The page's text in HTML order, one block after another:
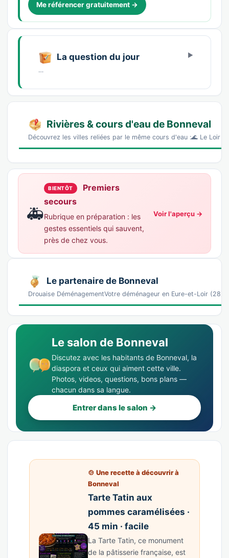
Me référencer gratuitement →
La question du jour
…
Rivières & cours d'eau de Bonneval
Découvrez les villes reliées par le même cours d'eau :🌊 Le Loir
🚑
BIENTÔT
Premiers
secours
Rubrique en préparation : les
gestes essentiels qui sauvent,
près de chez vous.
Voir l'aperçu →
Le partenaire de Bonneval
Drouaise DéménagementVotre déménageur en Eure-et-Loir
Le salon de Bonneval
Discutez avec les habitants de Bonneval, la
diaspora et ceux qui aiment cette ville.
Photos, videos, questions, bons plans —
chacun dans sa langue.
Entrer dans le salon →
🍲 Une recette à découvrir à
Bonneval
Tarte Tatin aux
pommes caramélisées ·
45 min · facile
La Tarte Tatin, ce monument
de la pâtisserie française, est